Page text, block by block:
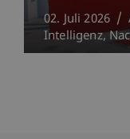
02. Juli 2026
Intelligenz